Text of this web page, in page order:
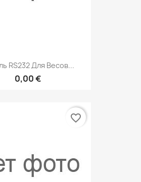
RS232 Для Весов...
0,00 €
favorite_border